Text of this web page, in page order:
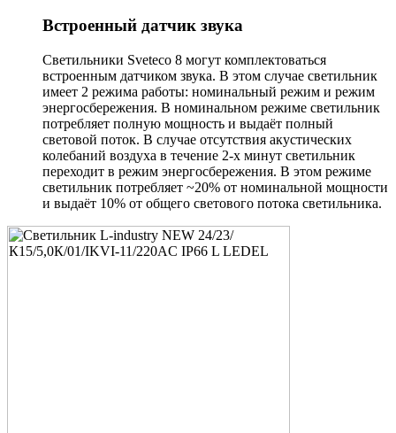
Встроенный датчик звука
Светильники Sveteco 8 могут комплектоваться
встроенным датчиком звука. В этом случае светильник
имеет 2 режима работы: номинальный режим и режим
энергосбережения. В номинальном режиме светильник
потребляет полную мощность и выдаёт полный
световой поток. В случае отсутствия акустических
колебаний воздуха в течение 2-х минут светильник
переходит в режим энергосбережения. В этом режиме
светильник потребляет ~20% от номинальной мощности
и выдаёт 10% от общего светового потока светильника.